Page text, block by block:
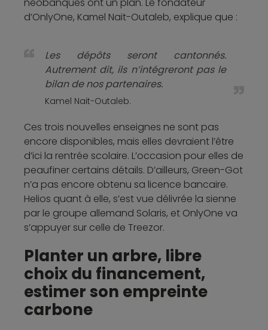
d’OnlyOne, Kamel Nait-Outaleb, explique que :
Les dépôts seront cantonnés.
Autrement dit, ils n’intégreront pas le
bilan de nos partenaires.
Kamel Nait-Outaleb.
Ces trois nouvelles enseignes ne sont pas
encore disponibles, mais elles devraient l’être
d’ici la rentrée scolaire. L’occasion pour elles de
peaufiner certains détails. D’ailleurs, Green-Got
n’a pas encore obtenu sa licence bancaire.
Helios quant à elle, s’est vue délivrée la sienne
par le groupe allemand Solaris, et OnlyOne va
s’appuyer sur celle de Treezor.
Planter un arbre, libre
choix du financement,
estimer son empreinte
carbone